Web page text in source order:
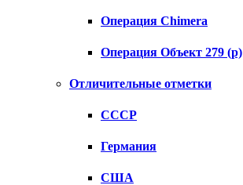
Операция Chimera
Операция Объект 279 (р)
Отличительные отметки
СССР
Германия
США